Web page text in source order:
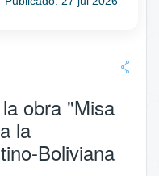
obra "Misa
la
Boliviana